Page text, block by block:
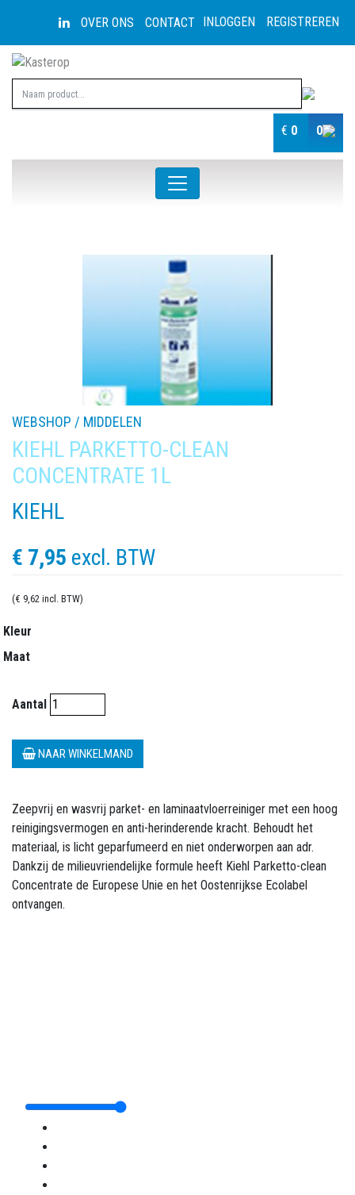
INLOGGEN REGISTREREN
OVER ONS CONTACT
€ 0 0
WEBSHOP / MIDDELEN
KIEHL PARKETTO-CLEAN
CONCENTRATE 1L
KIEHL
€ 7,95 excl. BTW
(€ 9,62 incl. BTW)
Kleur
Maat
Aantal
NAAR WINKELMAND
Zeepvrij en wasvrij parket- en laminaatvloerreiniger met een hoog
reinigingsvermogen en anti-herinderende kracht. Behoudt het
materiaal, is licht geparfumeerd en niet onderworpen aan adr.
Dankzij de milieuvriendelijke formule heeft Kiehl Parketto-clean
Concentrate de Europese Unie en het Oostenrijkse Ecolabel
ontvangen.